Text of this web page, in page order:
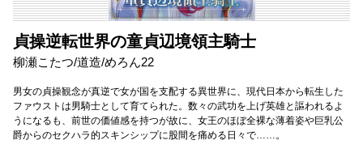
貞操逆転世界の童貞辺境領主騎士
柳瀬こたつ/道造/めろん22
男女の貞操観念が真逆で女が国を支配する異世界に、現代日本から転生した
ファウストは男騎士として育てられた。数々の武功を上げ英雄と謳われるよ
うになるも、前世の価値感を持つが故に、女王のほぼ全裸な薄着姿や巨乳公
爵からのセクハラ的スキンシップに股間を痛める日々で……。